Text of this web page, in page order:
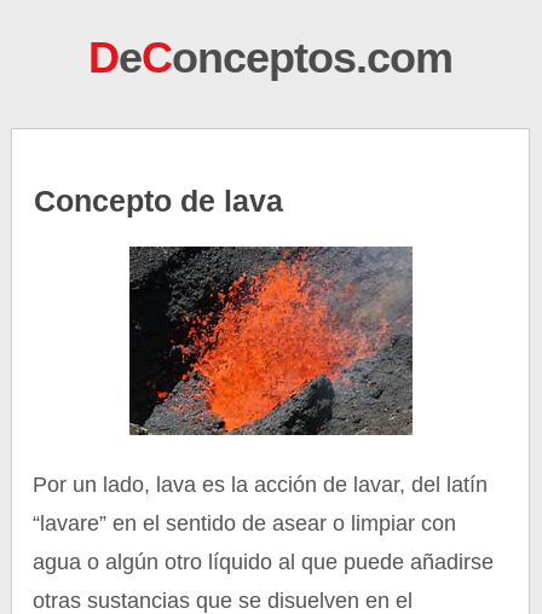
DeConceptos.com
Concepto de lava
Por un lado, lava es la acción de lavar, del latín
“lavare” en el sentido de asear o limpiar con
agua o algún otro líquido al que puede añadirse
otras sustancias que se disuelven en el